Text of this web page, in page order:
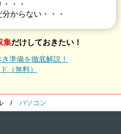
・・
からない・・・
集だけしておきたい！
準備を徹底解説！
（無料）
/ パソコン